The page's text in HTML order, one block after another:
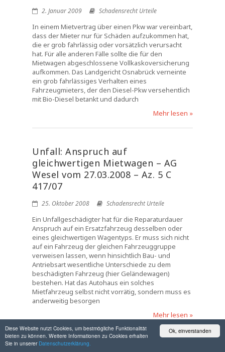
Ok, einverstanden
Diese Website nutzt Cookies, um bestmögliche Funktionalität
bieten zu können. Weitere Informationen zu Cookies erhalten
Sie in unserer Datenschutzerklärung.
2. Januar 2009 Schadensrecht Urteile
In einem Mietvertrag über einen Pkw war vereinbart,
dass der Mieter nur für Schäden aufzukommen hat,
die er grob fahrlässig oder vorsätzlich verursacht
hat. Für alle anderen Fälle sollte die für den
Mietwagen abgeschlossene Vollkaskoversicherung
aufkommen. Das Landgericht Osnabrück verneinte
ein grob fahrlässiges Verhalten eines
Fahrzeugmieters, der den Diesel-Pkw versehentlich
mit Bio-Diesel betankt und dadurch
Mehr lesen »
Unfall: Anspruch auf
gleichwertigen Mietwagen – AG
Wesel vom 27.03.2008 – Az. 5 C
417/07
25. Oktober 2008 Schadensrecht Urteile
Ein Unfallgeschädigter hat für die Reparaturdauer
Anspruch auf ein Ersatzfahrzeug desselben oder
eines gleichwertigen Wagentyps. Er muss sich nicht
auf ein Fahrzeug der gleichen Fahrzeuggruppe
verweisen lassen, wenn hinsichtlich Bau- und
Antriebsart wesentliche Unterschiede zu dem
beschädigten Fahrzeug (hier Geländewagen)
bestehen. Hat das Autohaus ein solches
Mietfahrzeug selbst nicht vorrätig, sondern muss es
anderweitig besorgen
Mehr lesen »